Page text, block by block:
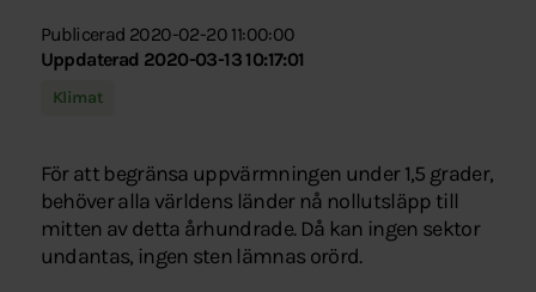
Publicerad 2020-02-20 11:00:00
Uppdaterad 2020-03-13 10:17:01
Klimat
För att begränsa uppvärmningen under 1,5 grader,
behöver alla världens länder nå nollutsläpp till
mitten av detta århundrade. Då kan ingen sektor
undantas, ingen sten lämnas orörd.